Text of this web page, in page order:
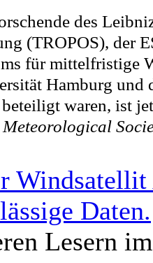
des
(TROPOS), der
für mittelfristige
Hamburg und
waren, ist
Daten.
Lesern im